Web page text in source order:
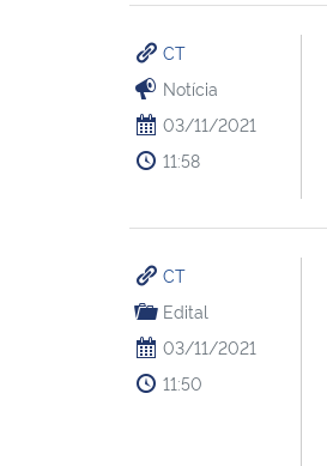
CT
Notícia
03/11/2021
11:58
CT
Edital
03/11/2021
11:50